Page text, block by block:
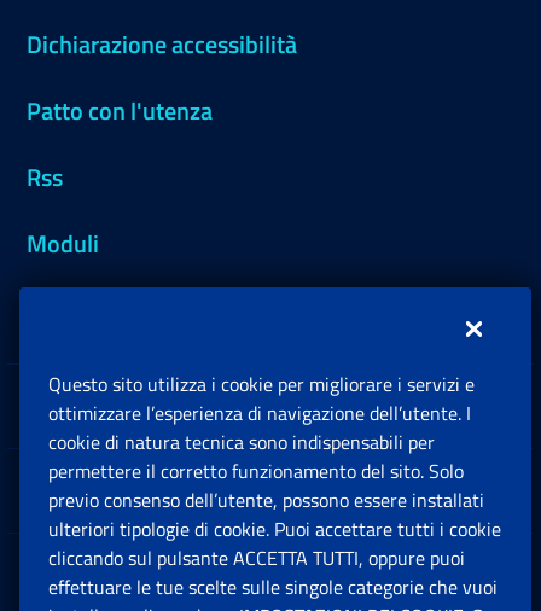
Dichiarazione accessibilità
Patto con l'utenza
Rss
Moduli
Sedi e Contatti
Software
Note Legali
Questo sito utilizza i cookie per migliorare i servizi e
ottimizzare l’esperienza di navigazione dell’utente. I
cookie di natura tecnica sono indispensabili per
permettere il corretto funzionamento del sito. Solo
previo consenso dell’utente, possono essere installati
ulteriori tipologie di cookie. Puoi accettare tutti i cookie
cliccando sul pulsante ACCETTA TUTTI, oppure puoi
effettuare le tue scelte sulle singole categorie che vuoi